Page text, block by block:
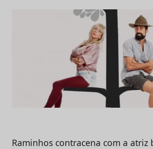
Raminhos contracena com a atriz